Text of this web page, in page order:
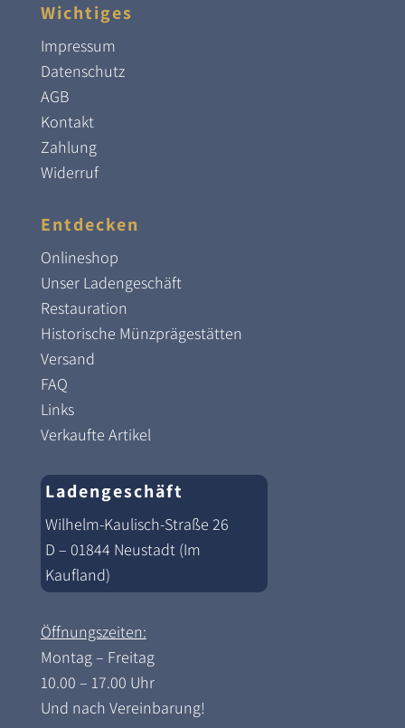
Wichtiges
Impressum
Datenschutz
AGB
Kontakt
Zahlung
Widerruf
Entdecken
Onlineshop
Unser Ladengeschäft
Restauration
Historische Münzprägestätten
Versand
FAQ
Links
Verkaufte Artikel
Ladengeschäft
Wilhelm-Kaulisch-Straße 26
D – 01844 Neustadt (Im
Kaufland)
Öffnungszeiten:
Montag – Freitag
10.00 – 17.00 Uhr
Und nach Vereinbarung!